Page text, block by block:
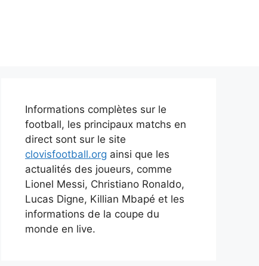
Informations complètes sur le
football, les principaux matchs en
direct sont sur le site
clovisfootball.org ainsi que les
actualités des joueurs, comme
Lionel Messi, Christiano Ronaldo,
Lucas Digne, Killian Mbapé et les
informations de la coupe du
monde en live.